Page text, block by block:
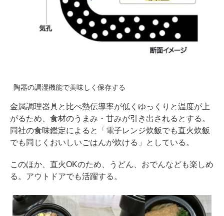
陶器の調湿機能で美味しく保存する
金属調理器具と比べ熱伝導率が低くゆっくりと温度が上
がるため、食材のうまみ・甘みが引き出されるとする。
同社の食味鑑定によると「電子レンジ炊飯でも直火炊飯
でも同じくおいしいごはんが炊ける」としている。
このほか、直火OKのため、うどん、おでんなども楽しめ
る。アウトドアでも活躍する。